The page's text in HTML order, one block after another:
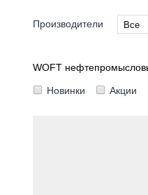
Производители
Все
WOFT
Новинки Акции